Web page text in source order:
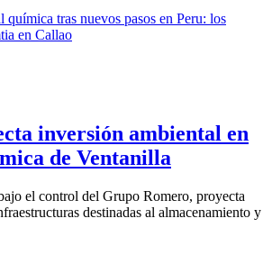
inversión ambiental en
de Ventanilla
el control del Grupo Romero, proyecta
destinadas al almacenamiento y